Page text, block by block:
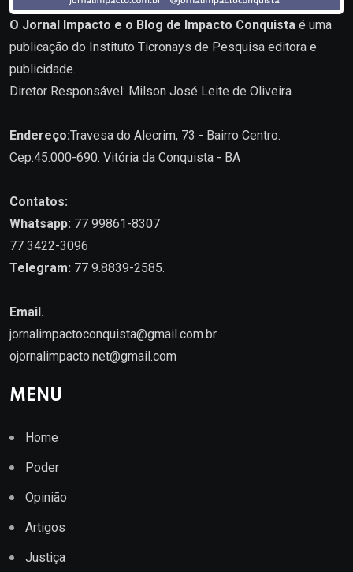
O Jornal Impacto e o Blog de Impacto Conquista é uma
publicação do Instituto Ticronays de Pesquisa editora e
publicidade.
Diretor Responsável: Milson José Leite de Oliveira
Endereço:Travesa do Alecrim, 73 - Bairro Centro.
Cep.45.000-690. Vitória da Conquista - BA
Contatos:
Whatsapp: 77 99861-8307
77 3422-3096
Telegram: 77 9.8839-2585.
Email.
jornalimpactoconquista@gmail.com.br.
ojornalimpacto.net@gmail.com
MENU
Home
Poder
Opinião
Artigos
Justiça